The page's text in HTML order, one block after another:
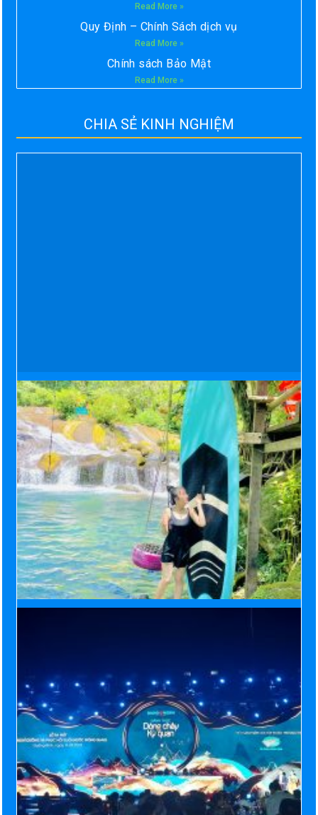
Read More »
Quy Định – Chính Sách dịch vụ
Read More »
Chính sách Bảo Mật
Read More »
CHIA SẺ KINH NGHIỆM